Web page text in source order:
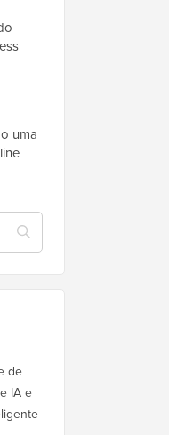
uma
de
IA e